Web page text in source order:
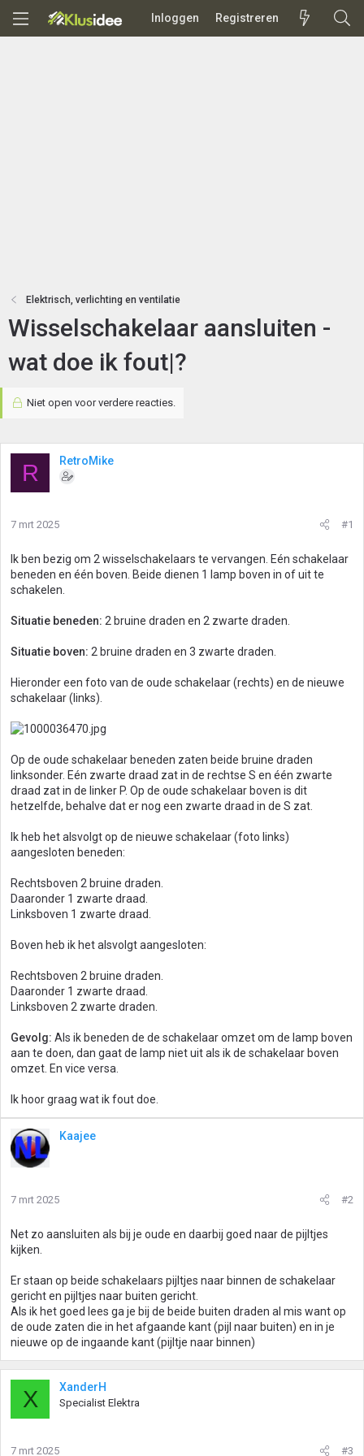
Inloggen Registreren
Elektrisch, verlichting en ventilatie
Wisselschakelaar aansluiten -
wat doe ik fout|?
Niet open voor verdere reacties.
R RetroMike
7 mrt 2025 #1
Ik ben bezig om 2 wisselschakelaars te vervangen. Eén schakelaar
beneden en één boven. Beide dienen 1 lamp boven in of uit te
schakelen.
Situatie beneden: 2 bruine draden en 2 zwarte draden.
Situatie boven: 2 bruine draden en 3 zwarte draden.
Hieronder een foto van de oude schakelaar (rechts) en de nieuwe
schakelaar (links).
Op de oude schakelaar beneden zaten beide bruine draden
linksonder. Eén zwarte draad zat in de rechtse S en één zwarte
draad zat in de linker P. Op de oude schakelaar boven is dit
hetzelfde, behalve dat er nog een zwarte draad in de S zat.
Ik heb het alsvolgt op de nieuwe schakelaar (foto links)
aangesloten beneden:
Rechtsboven 2 bruine draden.
Daaronder 1 zwarte draad.
Linksboven 1 zwarte draad.
Boven heb ik het alsvolgt aangesloten:
Rechtsboven 2 bruine draden.
Daaronder 1 zwarte draad.
Linksboven 2 zwarte draden.
Gevolg: Als ik beneden de de schakelaar omzet om de lamp boven
aan te doen, dan gaat de lamp niet uit als ik de schakelaar boven
omzet. En vice versa.
Ik hoor graag wat ik fout doe.
Kaajee
7 mrt 2025 #2
Net zo aansluiten als bij je oude en daarbij goed naar de pijltjes
kijken.
Er staan op beide schakelaars pijltjes naar binnen de schakelaar
gericht en pijltjes naar buiten gericht.
Als ik het goed lees ga je bij de beide buiten draden al mis want op
de oude zaten die in het afgaande kant (pijl naar buiten) en in je
nieuwe op de ingaande kant (pijltje naar binnen)
X XanderH
Specialist Elektra
7 mrt 2025 #3